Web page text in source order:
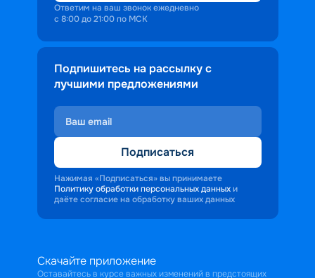
Ответим на ваш звонок ежедневно
с 8:00 до 21:00 по МСК
Подпишитесь на рассылку с
лучшими предложениями
Подписаться
Нажимая «Подписаться» вы принимаете
Политику обработки персональных данных и
даёте согласие на обработку ваших данных
Скачайте приложение
Оставайтесь в курсе важных изменений в предстоящих